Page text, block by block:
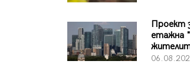
Проект
етажна